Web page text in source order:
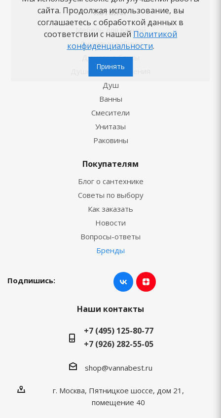
Каталог
Мебель для ванной
Душевые кабины
Душевые боксы
Душевые ограждения
Душ
Ванны
Смесители
Унитазы
Раковины
Покупателям
Блог о сантехнике
Советы по выбору
Как заказать
Новости
Вопросы-ответы
Бренды
Подпишись:
Наши контакты
+7 (495) 125-80-77
+7 (926) 282-55-05
shop@vannabest.ru
г. Москва, Пятницкое шоссе, дом 21,
помещение 40
сайта. Продолжая использование, вы
соглашаетесь с обработкой данных в
соответствии с нашей Политикой
конфиденциальности.
Принять